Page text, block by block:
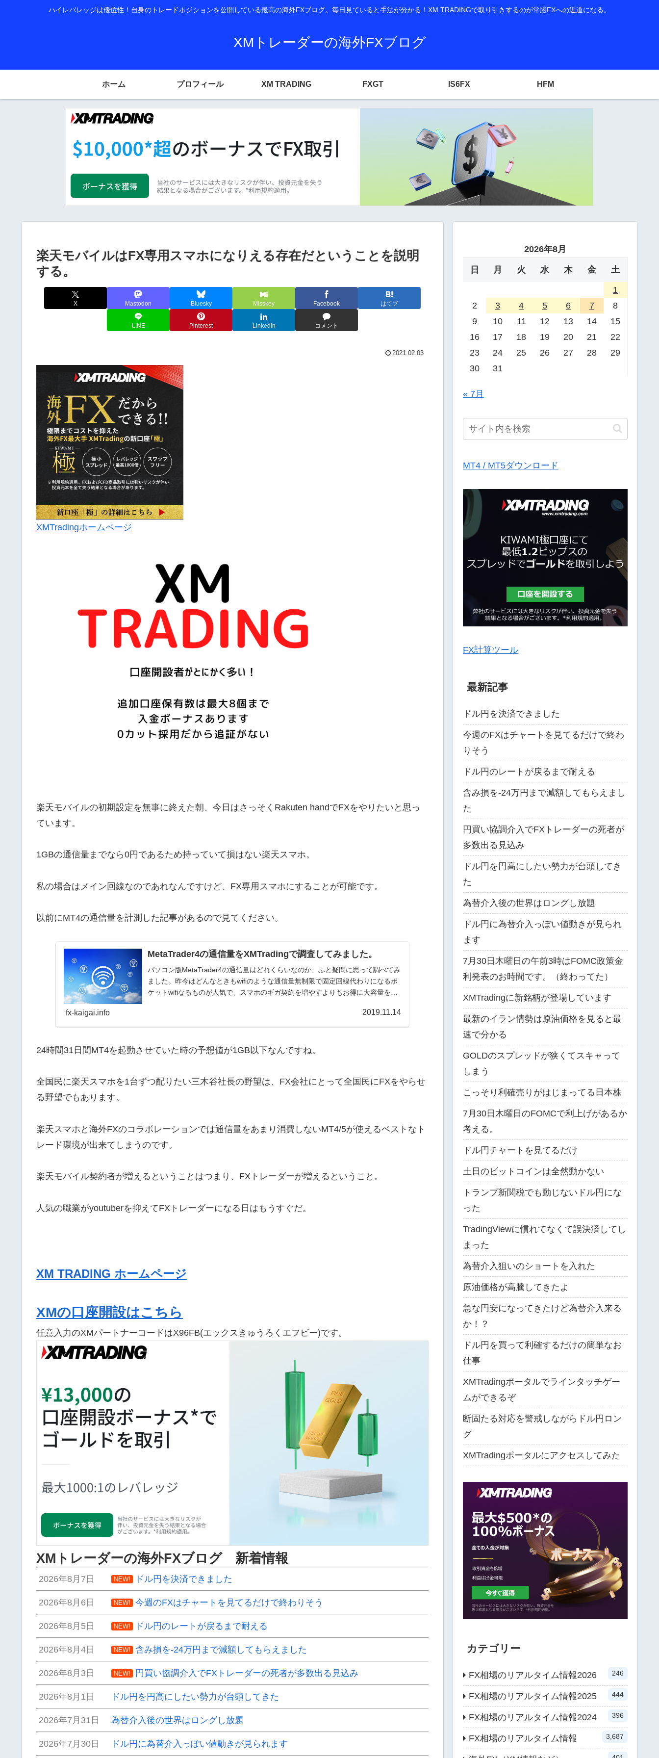
ハイレバレッジは優位性！自身のトレードポジションを公開している最高の海外FXブログ。毎日見ていると手法が分かる！XM TRADINGで取り引きするのが常勝FXへの近道になる。
XMトレーダーの海外FXブログ
ホーム プロフィール XM TRADING FXGT IS6FX HFM
楽天モバイルはFX専用スマホになりえる存在だということを説明
する。
X Mastodon Bluesky Misskey Facebook はてブ
LINE Pinterest LinkedIn コメント
2021.02.03
XMTradingホームページ
楽天モバイルの初期設定を無事に終えた朝、今日はさっそくRakuten handでFXをやりたいと思っ
ています。
1GBの通信量までなら0円であるため持っていて損はない楽天スマホ。
私の場合はメイン回線なのであれなんですけど、FX専用スマホにすることが可能です。
以前にMT4の通信量を計測した記事があるので見てください。
MetaTrader4の通信量をXMTradingで調査してみました。
パソコン版MetaTrader4の通信量はどれくらいなのか、ふと疑問に思って調べてみ
ました。昨今はどんなときもwifiのような通信量無制限で固定回線代わりになるポ
ケットwifiなるものが人気で、スマホのギガ契約を増やすよりもお得に大容量を
fx-kaigai.info 2019.11.14
24時間31日間MT4を起動させていた時の予想値が1GB以下なんですね。
全国民に楽天スマホを1台ずつ配りたい三木谷社長の野望は、FX会社にとって全国民にFXをやらせ
る野望でもあります。
楽天スマホと海外FXのコラボレーションでは通信量をあまり消費しないMT4/5が使えるベストなト
レード環境が出来てしまうのです。
楽天モバイル契約者が増えるということはつまり、FXトレーダーが増えるということ。
人気の職業がyoutuberを抑えてFXトレーダーになる日はもうすぐだ。
XM TRADING ホームページ
XMの口座開設はこちら
任意入力のXMパートナーコードはX96FB(エックスきゅうろくエフビー)です。
XMトレーダーの海外FXブログ 新着情報
2026年8月7日 NEW! ドル円を決済できました
2026年8月6日 NEW! 今週のFXはチャートを見てるだけで終わりそう
2026年8月5日 NEW! ドル円のレートが戻るまで耐える
2026年8月4日 NEW! 含み損を-24万円まで減額してもらえました
2026年8月3日 NEW! 円買い協調介入でFXトレーダーの死者が多数出る見込み
2026年8月1日 ドル円を円高にしたい勢力が台頭してきた
2026年7月31日 為替介入後の世界はロングし放題
2026年7月30日 ドル円に為替介入っぽい値動きが見られます
2026年8月
日 月 火 水 木 金 土
1
2
3 4 5 6 7
8
9
10 11 12 13 14
15
16
17 18 19 20 21
22
23
24 25 26 27 28
29
30
31
« 7月
MT4 / MT5ダウンロード
FX計算ツール
最新記事
ドル円を決済できました
今週のFXはチャートを見てるだけで終わ
りそう
ドル円のレートが戻るまで耐える
含み損を-24万円まで減額してもらえまし
た
円買い協調介入でFXトレーダーの死者が
多数出る見込み
ドル円を円高にしたい勢力が台頭してき
た
為替介入後の世界はロングし放題
ドル円に為替介入っぽい値動きが見られ
ます
7月30日木曜日の午前3時はFOMC政策金
利発表のお時間です。（終わってた）
XMTradingに新銘柄が登場しています
最新のイラン情勢は原油価格を見ると最
速で分かる
GOLDのスプレッドが狭くてスキャって
しまう
こっそり利確売りがはじまってる日本株
7月30日木曜日のFOMCで利上げがあるか
考える。
ドル円チャートを見てるだけ
土日のビットコインは全然動かない
トランプ新関税でも動じないドル円にな
った
TradingViewに慣れてなくて誤決済してし
まった
為替介入狙いのショートを入れた
原油価格が高騰してきたよ
急な円安になってきたけど為替介入来る
か！？
ドル円を買って利確するだけの簡単なお
仕事
XMTradingポータルでラインタッチゲー
ムができるぞ
断固たる対応を警戒しながらドル円ロン
グ
XMTradingポータルにアクセスしてみた
カテゴリー
FX相場のリアルタイム情報2026 246
FX相場のリアルタイム情報2025 444
FX相場のリアルタイム情報2024 396
FX相場のリアルタイム情報 3,687